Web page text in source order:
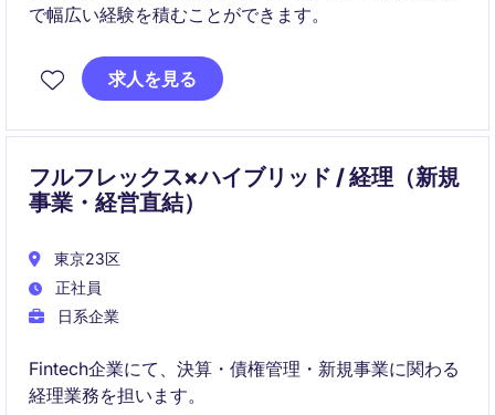
で幅広い経験を積むことができます。
求人を見る
フルフレックス×ハイブリッド / 経理（新規
事業・経営直結）
東京23区
正社員
日系企業
Fintech企業にて、決算・債権管理・新規事業に関わる
経理業務を担います。